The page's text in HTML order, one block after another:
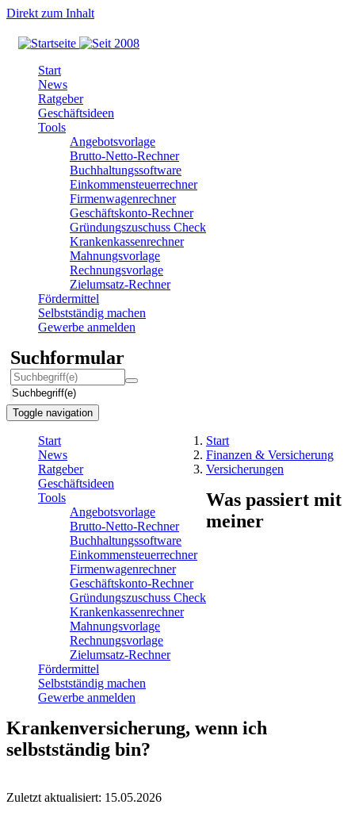
Direkt zum Inhalt
Start
News
Ratgeber
Geschäftsideen
Tools
Angebotsvorlage
Brutto-Netto-Rechner
Buchhaltungssoftware
Einkommensteuerrechner
Firmenwagenrechner
Geschäftskonto-Rechner
Gründungszuschuss Check
Krankenkassenrechner
Mahnungsvorlage
Rechnungsvorlage
Zielumsatz-Rechner
Fördermittel
Selbstständig machen
Gewerbe anmelden
Suchformular
Suchbegriff(e)
Toggle navigation
Start
News
Ratgeber
Geschäftsideen
Tools
Angebotsvorlage
Brutto-Netto-Rechner
Buchhaltungssoftware
Einkommensteuerrechner
Firmenwagenrechner
Geschäftskonto-Rechner
Gründungszuschuss Check
Krankenkassenrechner
Mahnungsvorlage
Rechnungsvorlage
Zielumsatz-Rechner
Fördermittel
Selbstständig machen
Gewerbe anmelden
Start
Finanzen & Versicherung
Versicherungen
Was passiert mit
meiner
Krankenversicherung, wenn ich
selbstständig bin?
Zuletzt aktualisiert: 15.05.2026